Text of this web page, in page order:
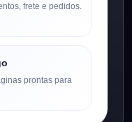
frete e pedidos.
prontas para